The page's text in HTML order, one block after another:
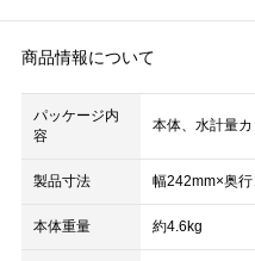
商品情報について
パッケージ内
容
本体、水計量カ
製品寸法 幅242mm×奥
本体重量 約4.6kg